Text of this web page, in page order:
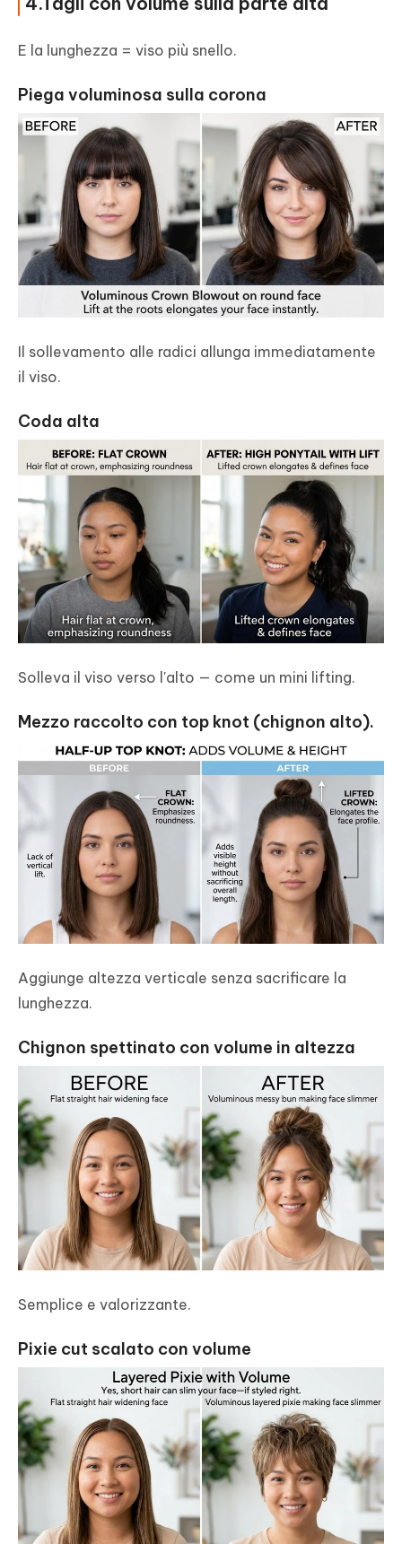
E la lunghezza = viso più snello.
Piega voluminosa sulla corona
Il sollevamento alle radici allunga immediatamente
il viso.
Coda alta
Solleva il viso verso l'alto — come un mini lifting.
Mezzo raccolto con top knot (chignon alto).
Aggiunge altezza verticale senza sacrificare la
lunghezza.
Chignon spettinato con volume in altezza
Semplice e valorizzante.
Pixie cut scalato con volume